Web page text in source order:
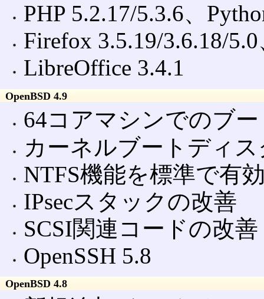
PHP 5.2.17/5.3.6、
Firefox 3.5.19/3.6.18/
LibreOffice 3.4.1
OpenBSD 4.9
64コアマシンでのブ
カーネルブートディ
NTFS機能を標準で有
IPsecスタックの改善
SCSI関連コードの改善
OpenSSH 5.8
OpenBSD 4.8